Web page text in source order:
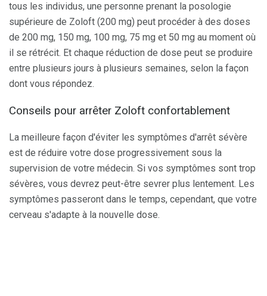
tous les individus, une personne prenant la posologie
supérieure de Zoloft (200 mg) peut procéder à des doses
de 200 mg, 150 mg, 100 mg, 75 mg et 50 mg au moment où
il se rétrécit. Et chaque réduction de dose peut se produire
entre plusieurs jours à plusieurs semaines, selon la façon
dont vous répondez.
Conseils pour arrêter Zoloft confortablement
La meilleure façon d'éviter les symptômes d'arrêt sévère
est de réduire votre dose progressivement sous la
supervision de votre médecin. Si vos symptômes sont trop
sévères, vous devrez peut-être sevrer plus lentement. Les
symptômes passeront dans le temps, cependant, que votre
cerveau s'adapte à la nouvelle dose.